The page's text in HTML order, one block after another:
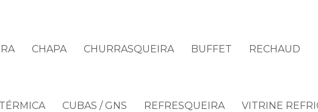
CHAPA CHURRASQUEIRA BUFFET RECHAUD
CUBAS / GNS REFRESQUEIRA VITRINE